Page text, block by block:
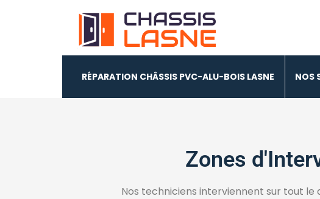
Réparation Châssis Pvc Alu
RÉPARATION CHÂSSIS PVC-ALU-BOIS LASNE NOS
Zones
Nos techniciens interviennent sur tout le